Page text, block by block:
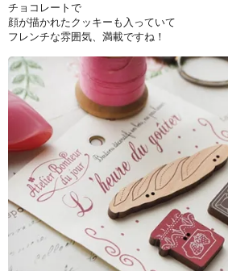
チョコレートで
顔が描かれたクッキーも入っていて
フレンチな雰囲気、満載ですね！